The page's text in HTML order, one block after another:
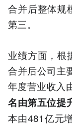
合并后整体规
第三。
业绩方面，根
合并后公司主
年度营业收入
名由第五位提
本由481亿元